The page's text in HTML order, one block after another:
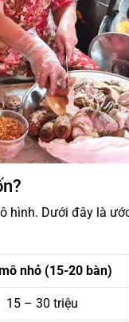
hình. Dưới đây là
nhỏ (15-20 bàn)
15 – 30 triệu